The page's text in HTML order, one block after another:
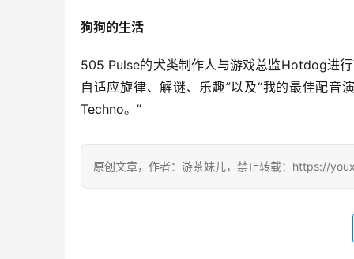
狗狗的生活
505 Pulse的犬类制作人与游戏总监Hotdog进
自适应旋律、解谜、乐趣”以及“我的最佳配
Techno。”
原创文章，作者：游茶妹儿，禁止转载：https://